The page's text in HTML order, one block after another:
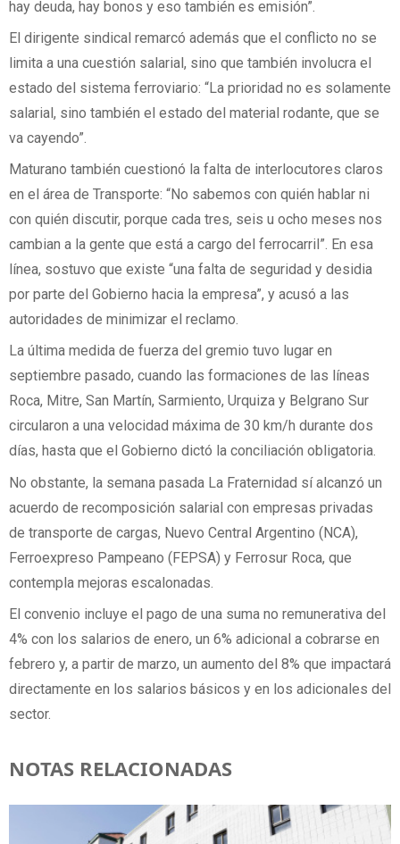
hay deuda, hay bonos y eso también es emisión”.
El dirigente sindical remarcó además que el conflicto no se
limita a una cuestión salarial, sino que también involucra el
estado del sistema ferroviario: “La prioridad no es solamente
salarial, sino también el estado del material rodante, que se
va cayendo”.
Maturano también cuestionó la falta de interlocutores claros
en el área de Transporte: “No sabemos con quién hablar ni
con quién discutir, porque cada tres, seis u ocho meses nos
cambian a la gente que está a cargo del ferrocarril”. En esa
línea, sostuvo que existe “una falta de seguridad y desidia
por parte del Gobierno hacia la empresa”, y acusó a las
autoridades de minimizar el reclamo.
La última medida de fuerza del gremio tuvo lugar en
septiembre pasado, cuando las formaciones de las líneas
Roca, Mitre, San Martín, Sarmiento, Urquiza y Belgrano Sur
circularon a una velocidad máxima de 30 km/h durante dos
días, hasta que el Gobierno dictó la conciliación obligatoria.
No obstante, la semana pasada La Fraternidad sí alcanzó un
acuerdo de recomposición salarial con empresas privadas
de transporte de cargas, Nuevo Central Argentino (NCA),
Ferroexpreso Pampeano (FEPSA) y Ferrosur Roca, que
contempla mejoras escalonadas.
El convenio incluye el pago de una suma no remunerativa del
4% con los salarios de enero, un 6% adicional a cobrarse en
febrero y, a partir de marzo, un aumento del 8% que impactará
directamente en los salarios básicos y en los adicionales del
sector.
NOTAS RELACIONADAS